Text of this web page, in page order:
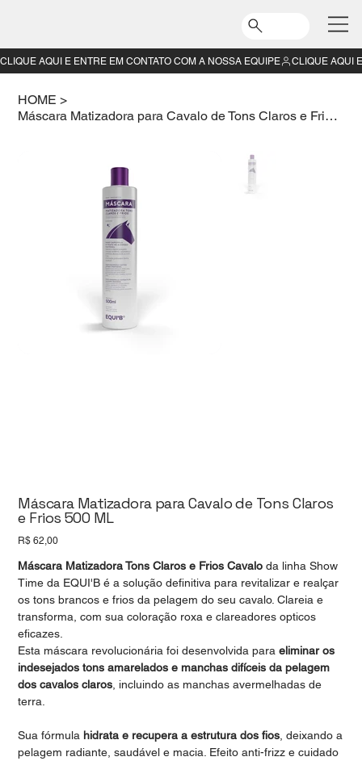
HOME >
Máscara Matizadora para Cavalo de Tons Claros e Frios 500 ML
Máscara Matizadora para Cavalo de Tons Claros
e Frios 500 ML
Preço
R$ 62,00
Máscara Matizadora Tons Claros e Frios Cavalo da linha Show
Time da EQUI'B é a solução definitiva para revitalizar e realçar
os tons brancos e frios da pelagem do seu cavalo. Clareia e
transforma, com sua coloração roxa e clareadores opticos
eficazes.
Esta máscara revolucionária foi desenvolvida paraeliminar os
indesejados tons amarelados e manchas difíceis da pelagem
dos cavalos claros , incluindo as manchas avermelhadas de
terra.
Sua fórmula hidrata e recupera a estrutura dos fios , deixando a
pelagem radiante, saudável e macia. Efeito anti-frizz e cuidado
CLIQUE AQUI E ENTRE EM CONTATO COM A NOSSA EQUIPE